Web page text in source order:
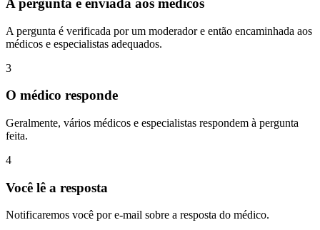
A pergunta é enviada aos médicos
A pergunta é verificada por um moderador e então encaminhada aos
médicos e especialistas adequados.
3
O médico responde
Geralmente, vários médicos e especialistas respondem à pergunta
feita.
4
Você lê a resposta
Notificaremos você por e-mail sobre a resposta do médico.